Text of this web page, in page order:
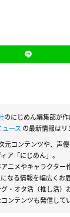
のにじめん編集部が作
ュース の最新情報はリ
元コンテンツや、声
ア「にじめん」。
ニメやキャラクター
なる情報を幅広くお
・オタ活（推し活）
ンテンツも発信して